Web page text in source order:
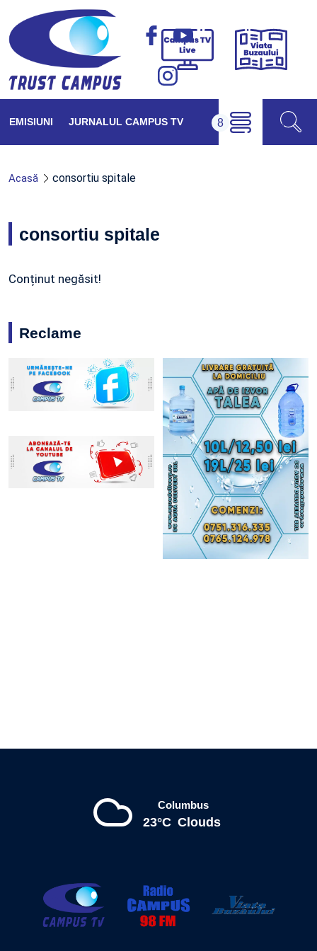
Campus
Viața
EMISIUNI JURNALUL CAMPUS TV
Acasă consortiu spitale
consortiu spitale
Conținut negăsit!
Reclame
Columbus
23°C Clouds